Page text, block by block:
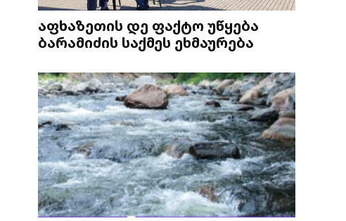
აფხაზეთის დე ფაქტო უწყება
ბარამიძის საქმეს ეხმაურება